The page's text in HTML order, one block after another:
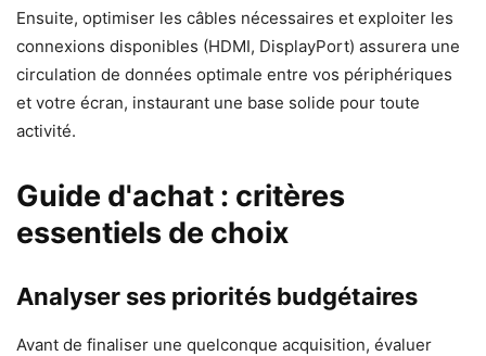
Ensuite, optimiser les câbles nécessaires et exploiter les
connexions disponibles (HDMI, DisplayPort) assurera une
circulation de données optimale entre vos périphériques
et votre écran, instaurant une base solide pour toute
activité.
Guide d'achat : critères
essentiels de choix
Analyser ses priorités budgétaires
Avant de finaliser une quelconque acquisition, évaluer